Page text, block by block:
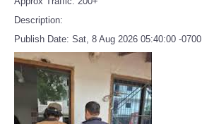
Description:
Publish Date: Sat, 8 Aug 2026 05:40:00 -0700